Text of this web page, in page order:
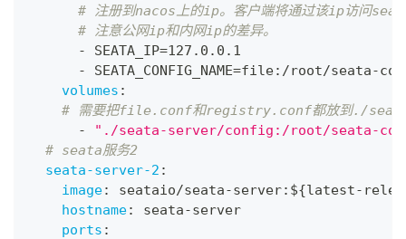
# 注册到nacos上的ip。客户端将通过该ip访问
# 注意公网ip和内网ip的差异。
-
SEATA_IP=127.0.0.1
-
SEATA_CONFIG_NAME=file: /root/seata-
volumes :
# 需要把file.conf和registry.conf都放到./
-
"./seata-server/config:/root/seata-
# seata服务2
seata-server-2 :
image: seataio/seata-server: ${latest-
hostname: seata-server
ports :